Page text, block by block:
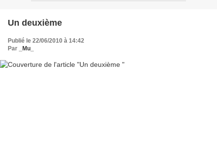
Un deuxième
Publié le 22/06/2010 à 14:42
Par
_Mu_